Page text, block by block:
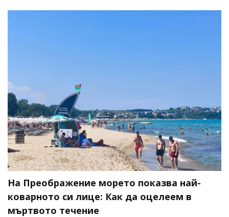
На Преображение морето показва най-
коварното си лице: Как да оцелеем в
мъртвото течение